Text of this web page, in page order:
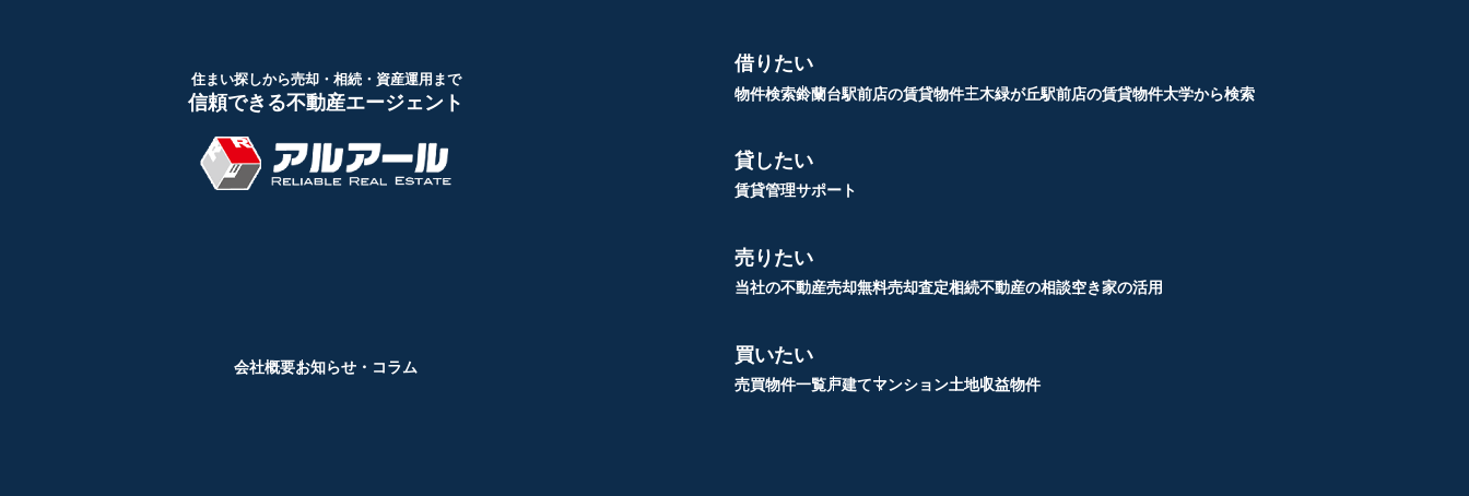
住まい探しから売却・相続・資産運用まで
信頼できる不動産エージェント
借りたい
物件検索鈴蘭台駅前店の賃貸物件三木緑が丘駅前店の賃貸物件大学から検索
貸したい
賃貸管理サポート
売りたい
当社の不動産売却無料売却査定相続不動産の相談空き家の活用
買いたい
売買物件一覧戸建てマンション土地収益物件
会社概要お知らせ・コラム